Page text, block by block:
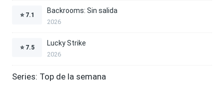
⭐ 7.1
Backrooms: Sin salida
2026
⭐ 7.5
Lucky Strike
2026
Series: Top de la semana